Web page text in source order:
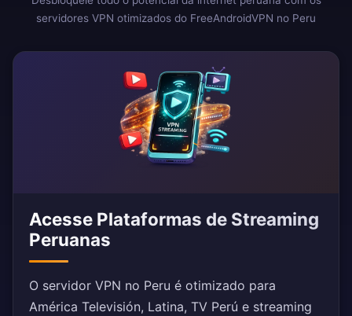
servidores VPN otimizados do FreeAndroidVPN no Peru
Acesse Plataformas de Streaming
Peruanas
O servidor VPN no Peru é otimizado para
América Televisión, Latina, TV Perú e streaming